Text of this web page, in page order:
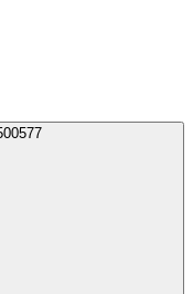
+7 (8442) 500577